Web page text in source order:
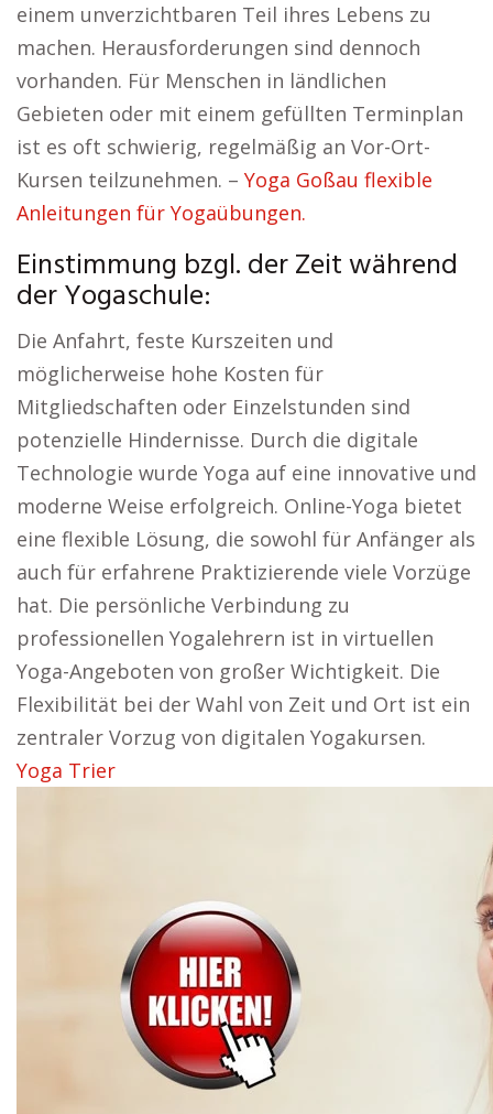
einem unverzichtbaren Teil ihres Lebens zu
machen. Herausforderungen sind dennoch
vorhanden. Für Menschen in ländlichen
Gebieten oder mit einem gefüllten Terminplan
ist es oft schwierig, regelmäßig an Vor-Ort-
Kursen teilzunehmen. – Yoga Goßau flexible
Anleitungen für Yogaübungen.
Einstimmung bzgl. der Zeit während
der Yogaschule:
Die Anfahrt, feste Kurszeiten und
möglicherweise hohe Kosten für
Mitgliedschaften oder Einzelstunden sind
potenzielle Hindernisse. Durch die digitale
Technologie wurde Yoga auf eine innovative und
moderne Weise erfolgreich. Online-Yoga bietet
eine flexible Lösung, die sowohl für Anfänger als
auch für erfahrene Praktizierende viele Vorzüge
hat. Die persönliche Verbindung zu
professionellen Yogalehrern ist in virtuellen
Yoga-Angeboten von großer Wichtigkeit. Die
Flexibilität bei der Wahl von Zeit und Ort ist ein
zentraler Vorzug von digitalen Yogakursen.
Yoga Trier